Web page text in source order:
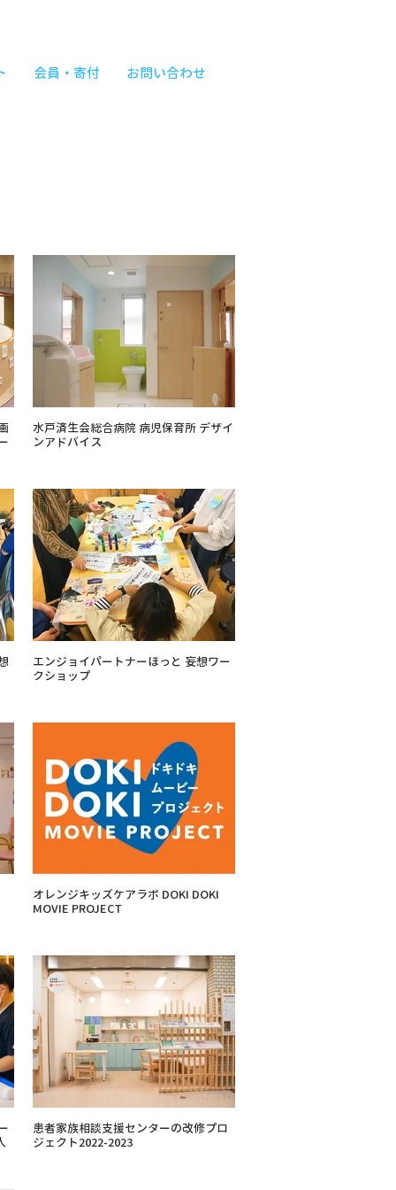
会員・寄付 お問い合わせ
水戸済生会総合病院 病児保育所 デザイ
ンアドバイス
エンジョイパートナーほっと 妄想ワー
クショップ
オレンジキッズケアラボ DOKI DOKI
MOVIE PROJECT
患者家族相談支援センターの改修プロ
ジェクト2022-2023